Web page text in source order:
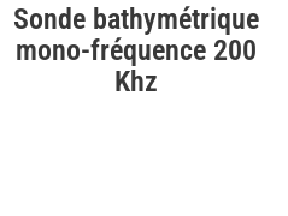
Sonde bathymétrique
mono-fréquence 200
Khz